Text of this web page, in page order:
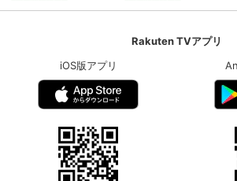
Rakuten TVアプリ
iOS版アプリ